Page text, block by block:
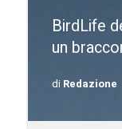
BirdLife
un
di Redazione